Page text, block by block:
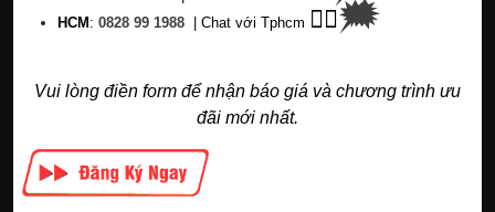
HCM : 0828 99 1988 Chat với Tphcm 👉🏽🗯
Vui lòng điền form để nhận báo giá và chương trình ưu
đãi mới nhất.